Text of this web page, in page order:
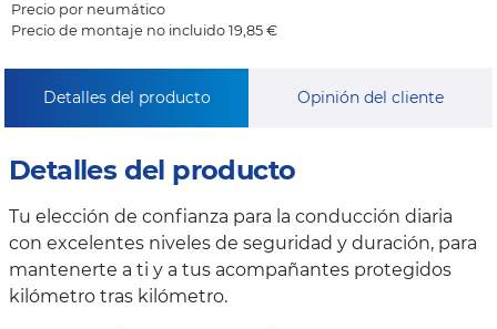
Precio por neumático
Precio de montaje no incluido 19,85 €
Detalles del producto Opinión del cliente
Detalles del producto
Tu elección de confianza para la conducción diaria
con excelentes niveles de seguridad y duración, para
mantenerte a ti y a tus acompañantes protegidos
kilómetro tras kilómetro.